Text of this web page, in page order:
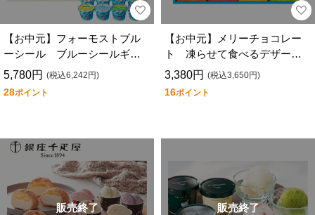
【お中元】フォーモストブル
ーシール ブルーシールギフ
ト１２
5,780円 (税込6,242円)
28ポイント
【お中元】メリーチョコレー
ト 凍らせて食べるデザート
セット ＫＤ－Ｓ
3,380円 (税込3,650円)
16ポイント
販売終了 販売終了